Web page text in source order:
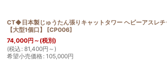
CT◆日本製じゅうたん張りキャットタワー ヘビーアスレ
【大型1個口】
[CP006]
74,000円 ～ (税別)
(税込 : 81,400円 ～)
希望小売価格: 105,000円